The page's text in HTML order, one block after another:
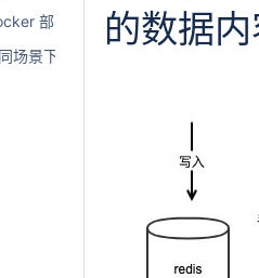
部署
景下的架构选型与优化思路
的数据